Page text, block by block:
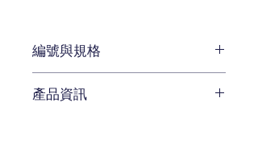
編號與規格
編號 E598-2601
產品資訊